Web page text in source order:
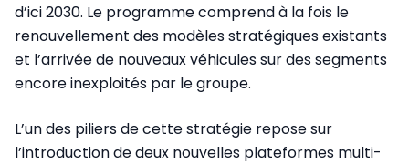
d’ici 2030. Le programme comprend à la fois le
renouvellement des modèles stratégiques existants
et l’arrivée de nouveaux véhicules sur des segments
encore inexploités par le groupe.
L’un des piliers de cette stratégie repose sur
l’introduction de deux nouvelles plateformes multi-